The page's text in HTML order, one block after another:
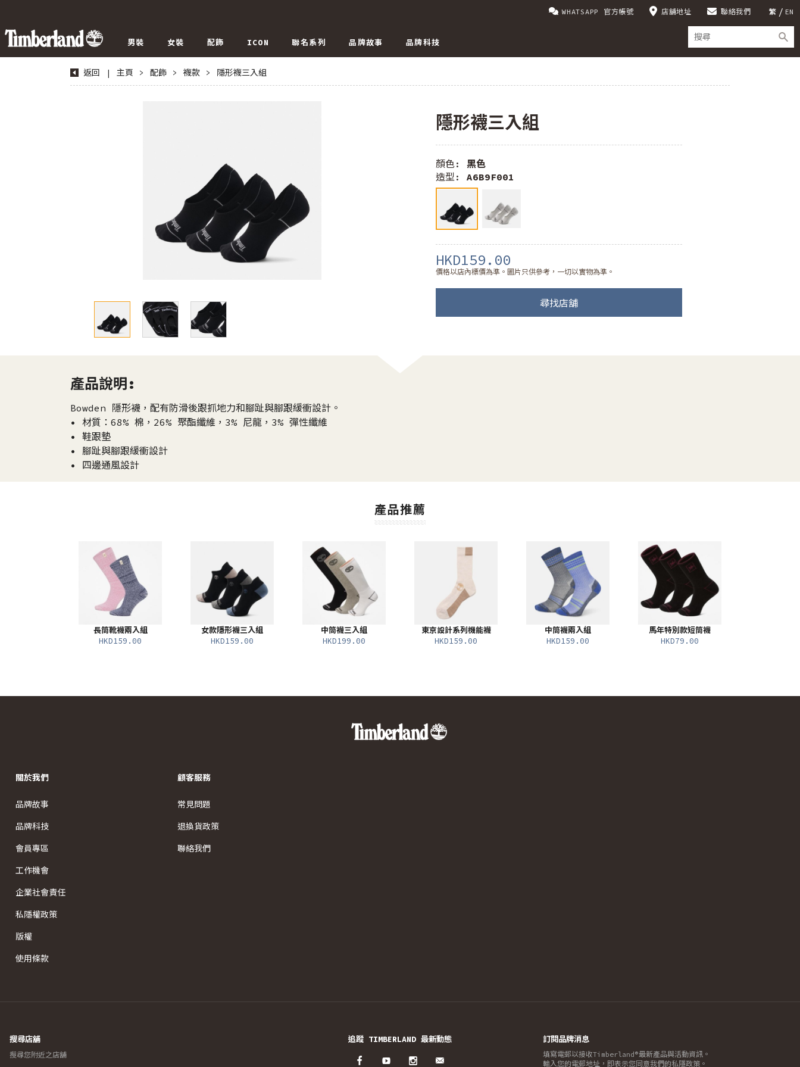
繁 EN
WHATSAPP 官方帳號 店舖地址 聯絡我們
男裝 女裝 配飾 ICON 聯名系列 品牌故事 品牌科技
返回 | 主頁 > 配飾 > 襪款 > 隱形襪三入組
隱形襪三入組
顏色: 黑色
造型: A6B9F001
HKD159.00
價格以店內標價為準。圖片只供參考，一切以實物為準。
尋找店舖
產品說明:
Bowden 隱形襪，配有防滑後跟抓地力和腳趾與腳跟緩衝設計。
• 材質：68% 棉，26% 聚酯纖維，3% 尼龍，3% 彈性纖維
• 鞋跟墊
• 腳趾與腳跟緩衝設計
• 四邊通風設計
產品推薦
長筒靴襪兩入組
HKD159.00
女款隱形襪三入組
HKD159.00
中筒襪三入組
HKD199.00
東京設計系列機能襪
HKD159.00
中筒襪兩入組
HKD159.00
馬年特別款短筒襪
HKD79.00
關於我們
品牌故事
品牌科技
會員專區
工作機會
企業社會責任
私隱權政策
版權
使用條款
顧客服務
常見問題
退換貨政策
聯絡我們
搜尋店舖
搜尋您附近之店舖
追蹤 TIMBERLAND 最新動態 訂閱品牌消息
填寫電郵以接收Timberland®最新產品與活動資訊。
輸入您的電郵地址，即表示您同意我們的私隱政策。